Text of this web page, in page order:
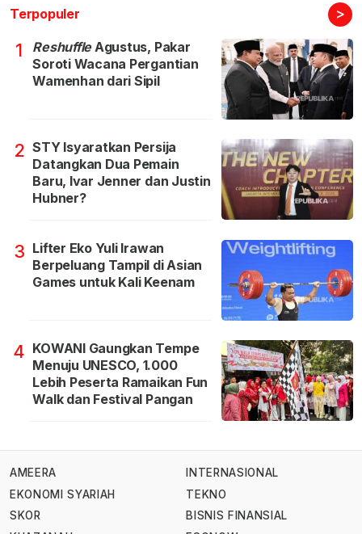
Terpopuler >
1 ReshuffleAgustus, Pakar
Soroti Wacana Pergantian
Wamenhan dari Sipil
2 STY Isyaratkan Persija
Datangkan Dua Pemain
Baru, Ivar Jenner dan Justin
Hubner?
3 Lifter Eko Yuli Irawan
Berpeluang Tampil di Asian
Games untuk Kali Keenam
4 KOWANI Gaungkan Tempe
Menuju UNESCO, 1.000
Lebih Peserta Ramaikan Fun
Walk dan Festival Pangan
AMEERA
EKONOMI SYARIAH
SKOR
INTERNASIONAL
TEKNO
BISNIS FINANSIAL